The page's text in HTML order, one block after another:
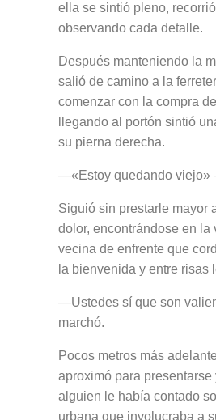
ella se sintió pleno,
observando cada detalle.
Después manteniendo la
salió de camino a la
comenzar con la compra
llegando al portón sintió
su pierna derecha.
—«Estoy quedando viejo»
Siguió sin prestarle mayor
dolor, encontrándose en la
vecina de enfrente que
la bienvenida y entre risas
—Ustedes sí que son
marchó.
Pocos metros más
aproximó para presentarse
alguien le había contado
urbana que involucraba a